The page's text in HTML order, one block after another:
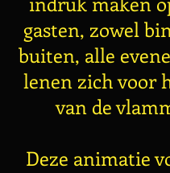
gasten, zowel
buiten, alle
lenen zich voor
van de
Deze animatie